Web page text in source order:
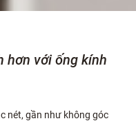
hơn với ống kính
nét, gần như không góc